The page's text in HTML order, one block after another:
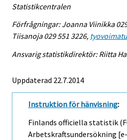
Statistikcentralen
Förfrågningar: Joanna Viinikka
Tiisanoja 029 551 3226,
Ansvarig statistikdirektör: Riitta
Uppdaterad 22.7.2014
Instruktion för hänvisning:
Finlands officiella statistik
Arbetskraftsundersökning